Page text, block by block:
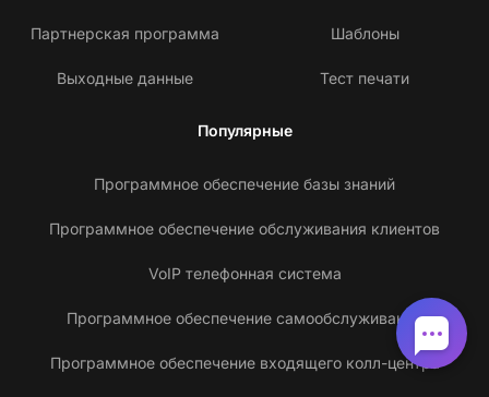
Партнерская программа
Выходные данные
Шаблоны
Тест печати
Популярные
Программное обеспечение базы знаний
Программное обеспечение обслуживания клиентов
VoIP телефонная система
Программное обеспечение самообслуживания
Программное обеспечение входящего колл-центра